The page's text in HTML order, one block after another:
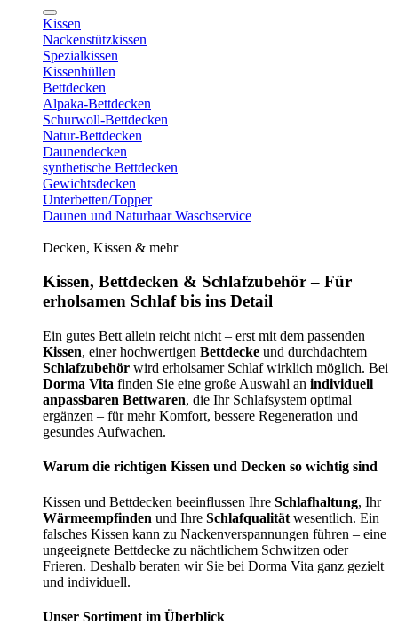
Kissen
Nackenstützkissen
Spezialkissen
Kissenhüllen
Bettdecken
Alpaka-Bettdecken
Schurwoll-Bettdecken
Natur-Bettdecken
Daunendecken
synthetische Bettdecken
Gewichtsdecken
Unterbetten/Topper
Daunen und Naturhaar Waschservice
Decken, Kissen & mehr
Kissen, Bettdecken & Schlafzubehör – Für
erholsamen Schlaf bis ins Detail
Ein gutes Bett allein reicht nicht – erst mit dem passenden
Kissen, einer hochwertigen Bettdecke und durchdachtem
Schlafzubehör wird erholsamer Schlaf wirklich möglich. Bei
Dorma Vita finden Sie eine große Auswahl an individuell
anpassbaren Bettwaren, die Ihr Schlafsystem optimal
ergänzen – für mehr Komfort, bessere Regeneration und
gesundes Aufwachen.
Warum die richtigen Kissen und Decken so wichtig sind
Kissen und Bettdecken beeinflussen Ihre Schlafhaltung, Ihr
Wärmeempfinden und Ihre Schlafqualität wesentlich. Ein
falsches Kissen kann zu Nackenverspannungen führen – eine
ungeeignete Bettdecke zu nächtlichem Schwitzen oder
Frieren. Deshalb beraten wir Sie bei Dorma Vita ganz gezielt
und individuell.
Unser Sortiment im Überblick